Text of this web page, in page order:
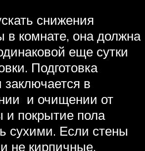
снижения
в комнате, она должна
еще сутки
Подготовка
заключается в
и очищении от
покрытие пола
сухими. Если стены
не кирпичные,